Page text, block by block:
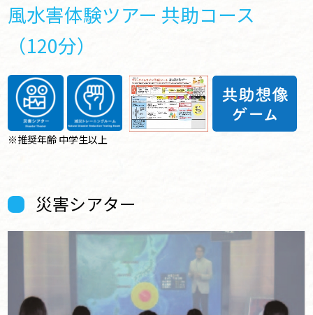
風水害体験ツアー 共助コース
（120分）
※推奨年齢 中学生以上
災害シアター